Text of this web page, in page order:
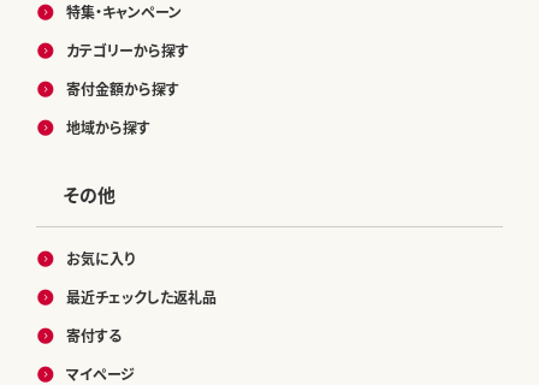
特集・キャンペーン
カテゴリーから探す
寄付金額から探す
地域から探す
その他
お気に入り
最近チェックした返礼品
寄付する
マイページ